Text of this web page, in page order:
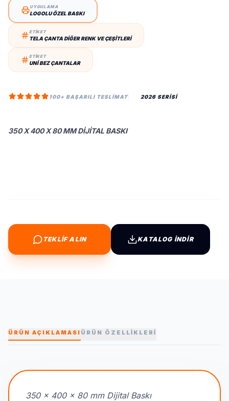
UYGULAMA
LOGOLU ÖZEL BASKI
ETİKET
TELA ÇANTA DIĞER RENK VE ÇEŞITLERI
ETİKET
UNI BEZ ÇANTALAR
100+ BAŞARILI TESLIMAT 2026 SERİSİ
350 X 400 X 80 MM DIJITAL BASKI
TEKLİF ALIN KATALOG İNDİR
ÜRÜN AÇIKLAMASI ÜRÜN ÖZELLİKLERİ
350 x 400 x 80 mm Dijital Baskı